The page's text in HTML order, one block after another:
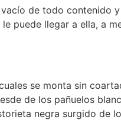
de todo contenido
puede llegar a ella, a
se monta sin
de los pañuelos
negra surgido de